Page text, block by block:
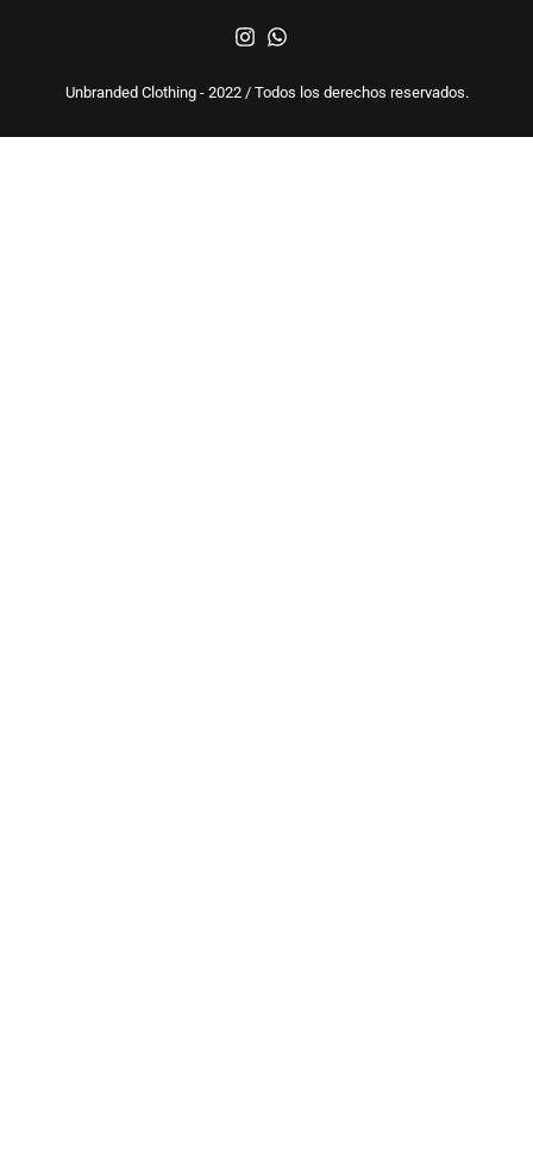
Unbranded Clothing - 2022 / Todos los derechos reservados.